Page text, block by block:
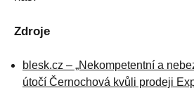
Zdroje
blesk.cz – „Nekompetentní a
útočí Černochová kvůli prodeji